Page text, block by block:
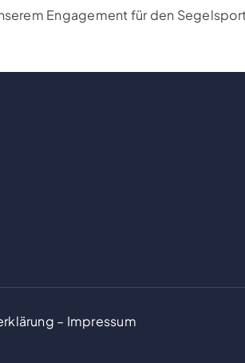
Engagement für den
– Impressum